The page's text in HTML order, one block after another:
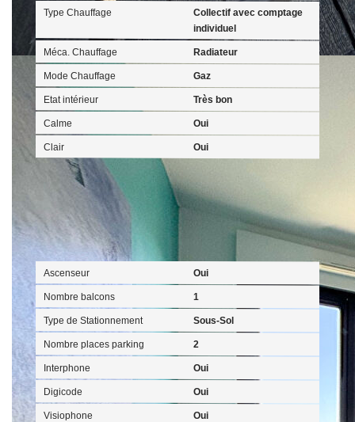
Type Chauffage
Collectif avec comptage
individuel
Méca. Chauffage Radiateur
Mode Chauffage Gaz
Etat intérieur Très bon
Calme Oui
Clair Oui
Autres
Ascenseur Oui
Nombre balcons 1
Type de Stationnement Sous-Sol
Nombre places parking 2
Interphone Oui
Digicode Oui
Visiophone Oui